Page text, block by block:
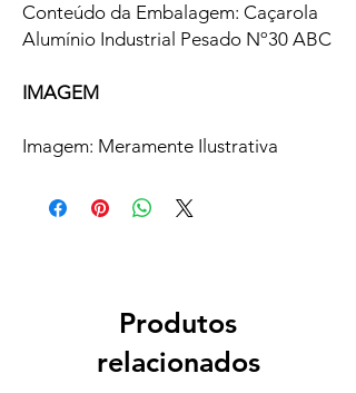
Conteúdo da Embalagem: Caçarola
Alumínio Industrial Pesado Nº30 ABC
IMAGEM
Imagem: Meramente Ilustrativa
Produtos
relacionados